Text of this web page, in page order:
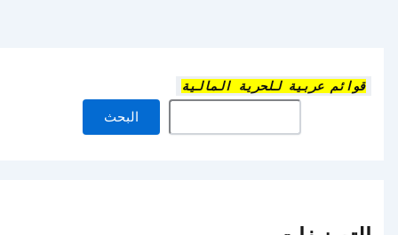
قوائم عربية للحرية المالية
البحث